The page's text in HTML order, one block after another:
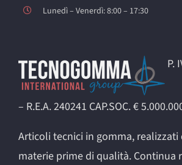
Lunedì – Venerdì: 8:00 – 17:30
P.
– R.E.A. 240241 CAP.SOC. €
Articoli tecnici in gomma, realizzati
materie prime di qualità. Continua